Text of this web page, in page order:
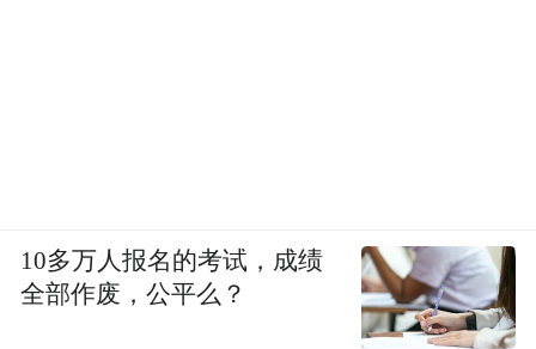
最后的“青年对话”环节，将“归澄出海”主题
具象化为一场澄迈本土青年创客与具有海外
10多万人报名的考试，成绩
全部作废，公平么？